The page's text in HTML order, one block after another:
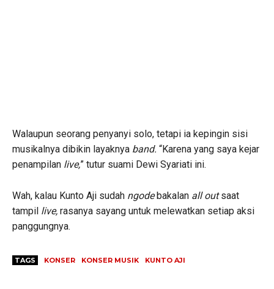
Walaupun seorang penyanyi solo, tetapi ia kepingin sisi
musikalnya dibikin layaknya band. “Karena yang saya kejar
penampilan live,” tutur suami Dewi Syariati ini.
Wah, kalau Kunto Aji sudah ngodebakalan all outsaat
tampil live, rasanya sayang untuk melewatkan setiap aksi
panggungnya.
TAGS KONSER KONSER MUSIK KUNTO AJI